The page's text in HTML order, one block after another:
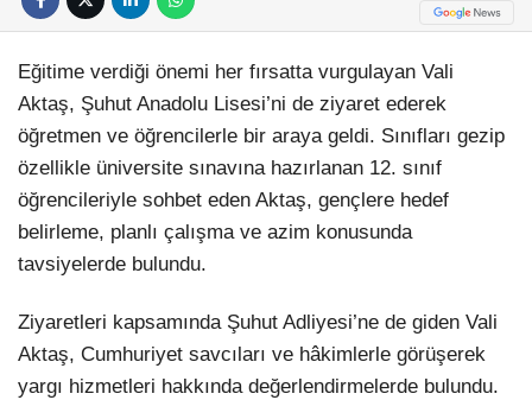
Eğitime verdiği önemi her fırsatta vurgulayan Vali
Aktaş, Şuhut Anadolu Lisesi’ni de ziyaret ederek
öğretmen ve öğrencilerle bir araya geldi. Sınıfları gezip
özellikle üniversite sınavına hazırlanan 12. sınıf
öğrencileriyle sohbet eden Aktaş, gençlere hedef
belirleme, planlı çalışma ve azim konusunda
tavsiyelerde bulundu.
Ziyaretleri kapsamında Şuhut Adliyesi’ne de giden Vali
Aktaş, Cumhuriyet savcıları ve hâkimlerle görüşerek
yargı hizmetleri hakkında değerlendirmelerde bulundu.